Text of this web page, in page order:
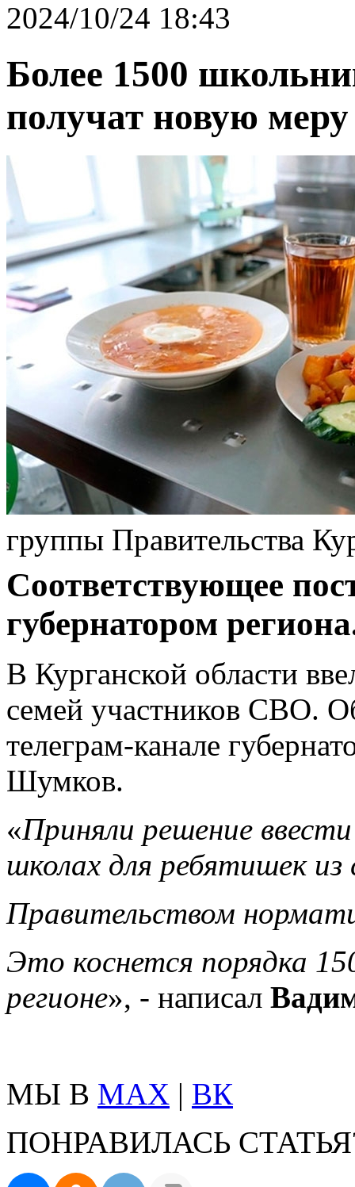
2024/10/24 18:43
Более 1500
получат новую
группы Правительства
Соответствующее
губернатором
В Курганской области
семей участников СВО.
телеграм-канале
Шумков.
«Приняли решение
школах для ребятишек
Правительством
Это коснется порядка
регионе», - написал
МЫ В MAX | ВК
ПОНРАВИЛАСЬ